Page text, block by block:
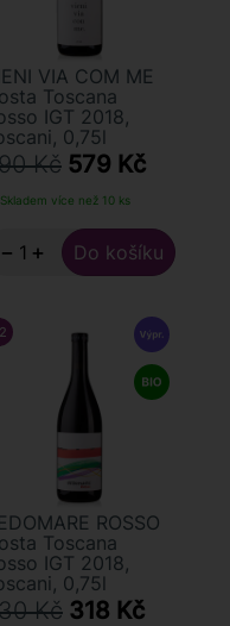
VIA COM ME
Toscana
IGT 2018,
0,75l
Kč 579 Kč
Skladem více než 10 ks
− +
FALSTAFF
ROSSO
Toscana
IGT 2018,
0,75l
Kč 318 Kč